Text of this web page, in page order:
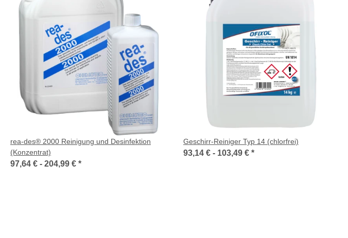
rea-des® 2000 Reinigung und Desinfektion
(Konzentrat)
97,64 € - 204,99 € *
Geschirr-Reiniger Typ 14 (chlorfrei)
93,14 € - 103,49 € *